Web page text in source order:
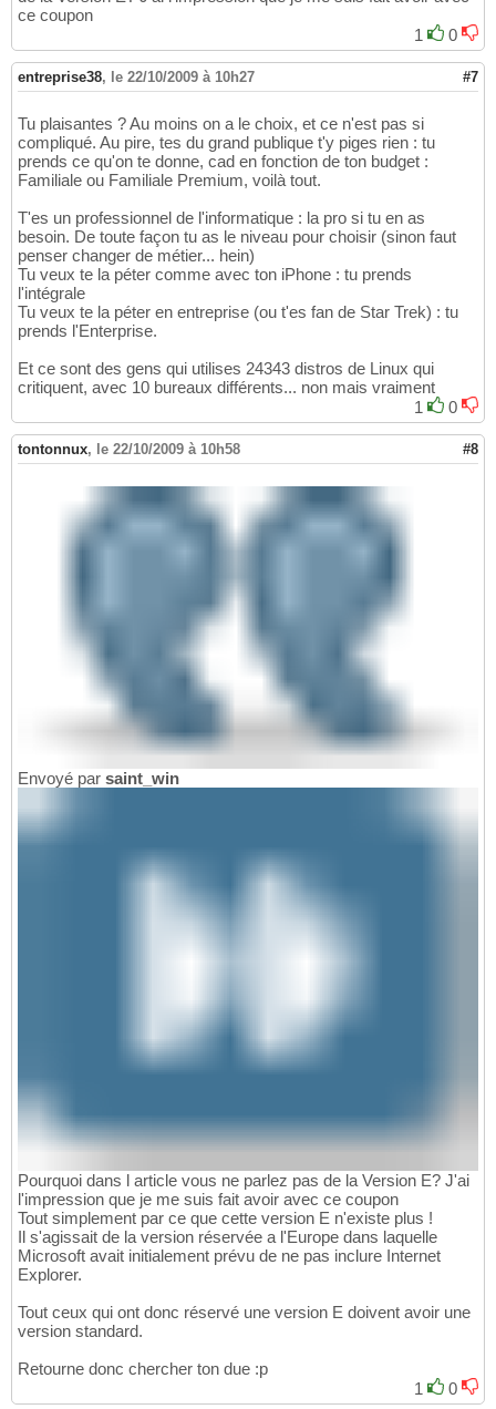
ce coupon
1
0
entreprise38, le 22/10/2009 à 10h27 #7
Tu plaisantes ? Au moins on a le choix, et ce n'est pas si
compliqué. Au pire, tes du grand publique t'y piges rien : tu
prends ce qu'on te donne, cad en fonction de ton budget :
Familiale ou Familiale Premium, voilà tout.
T'es un professionnel de l'informatique : la pro si tu en as
besoin. De toute façon tu as le niveau pour choisir (sinon faut
penser changer de métier... hein)
Tu veux te la péter comme avec ton iPhone : tu prends
l'intégrale
Tu veux te la péter en entreprise (ou t'es fan de Star Trek) : tu
prends l'Enterprise.
Et ce sont des gens qui utilises 24343 distros de Linux qui
critiquent, avec 10 bureaux différents... non mais vraiment
1
0
tontonnux, le 22/10/2009 à 10h58 #8
Envoyé par saint_win
Pourquoi dans l article vous ne parlez pas de la Version E? J'ai
l'impression que je me suis fait avoir avec ce coupon
Tout simplement par ce que cette version E n'existe plus !
Il s'agissait de la version réservée a l'Europe dans laquelle
Microsoft avait initialement prévu de ne pas inclure Internet
Explorer.
Tout ceux qui ont donc réservé une version E doivent avoir une
version standard.
Retourne donc chercher ton due :p
1
0